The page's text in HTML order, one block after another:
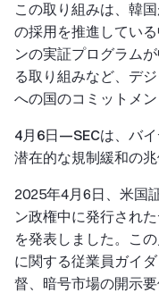
この取り組みは、韓
の採用を推進してい
ンの実証プログラム
る取り組みなど、デ
への国のコミットメ
4月6日—SECは、バイ
潜在的な規制緩和の
2025年4月6日、米国
ン政権中に発行され
を発表しました。こ
に関する従業員ガイ
督、暗号市場の開示